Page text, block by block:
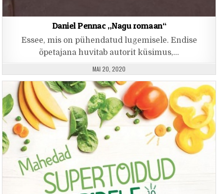
Daniel Pennac „Nagu romaan“
Essee, mis on pühendatud lugemisele. Endise
õpetajana huvitab autorit küsimus,…
PUBLISHED DATE:
MAI 20, 2020